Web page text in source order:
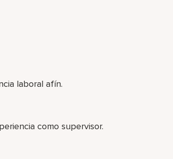
laboral afín.
como supervisor.